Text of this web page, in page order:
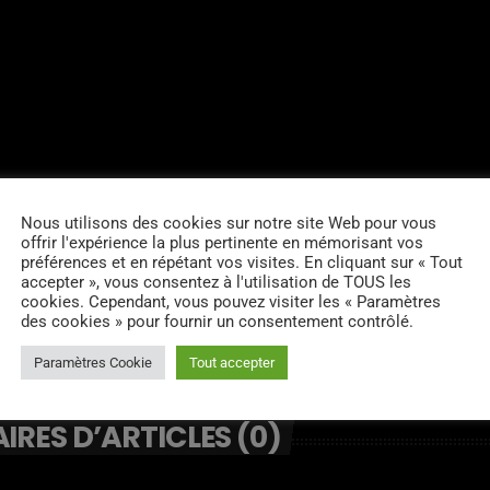
D’ARTICLES (0)
Nous utilisons des cookies sur notre site Web pour vous
offrir l'expérience la plus pertinente en mémorisant vos
préférences et en répétant vos visites. En cliquant sur « Tout
accepter », vous consentez à l'utilisation de TOUS les
cookies. Cependant, vous pouvez visiter les « Paramètres
des cookies » pour fournir un consentement contrôlé.
Paramètres Cookie Tout accepter